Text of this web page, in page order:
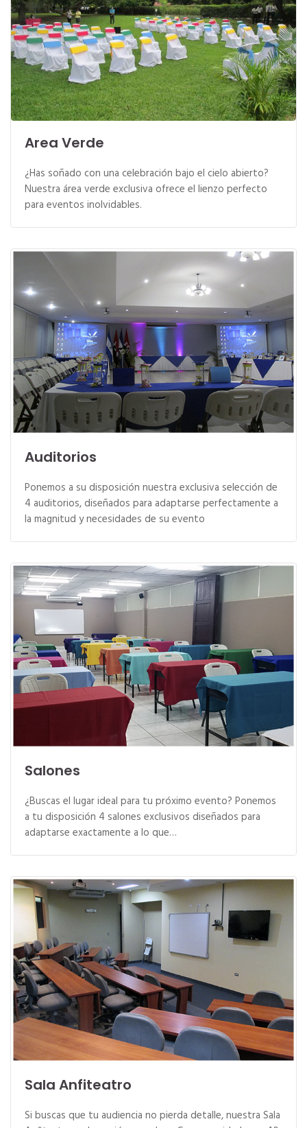
Area Verde
¿Has soñado con una celebración bajo el cielo abierto?
Nuestra área verde exclusiva ofrece el lienzo perfecto
para eventos inolvidables.
Auditorios
Ponemos a su disposición nuestra exclusiva selección de
4 auditorios, diseñados para adaptarse perfectamente a
la magnitud y necesidades de su evento
Salones
¿Buscas el lugar ideal para tu próximo evento? Ponemos
a tu disposición 4 salones exclusivos diseñados para
adaptarse exactamente a lo que…
Sala Anfiteatro
Si buscas que tu audiencia no pierda detalle, nuestra Sala